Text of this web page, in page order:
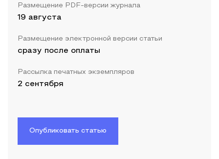
Размещение PDF-версии журнала
19 августа
Размещение электронной версии статьи
сразу после оплаты
Рассылка печатных экземпляров
2 сентября
Опубликовать статью